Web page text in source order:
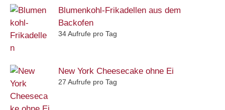
Blumenkohl-Frikadellen aus dem
Backofen
34 Aufrufe pro Tag
New York Cheesecake ohne Ei
27 Aufrufe pro Tag